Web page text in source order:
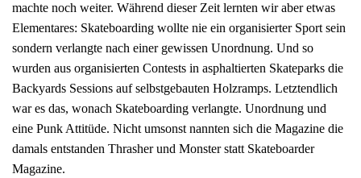
machte noch weiter. Während dieser Zeit lernten wir aber etwas
Elementares: Skateboarding wollte nie ein organisierter Sport sein
sondern verlangte nach einer gewissen Unordnung. Und so
wurden aus organisierten Contests in asphaltierten Skateparks die
Backyards Sessions auf selbstgebauten Holzramps. Letztendlich
war es das, wonach Skateboarding verlangte. Unordnung und
eine Punk Attitüde. Nicht umsonst nannten sich die Magazine die
damals entstanden Thrasher und Monster statt Skateboarder
Magazine.